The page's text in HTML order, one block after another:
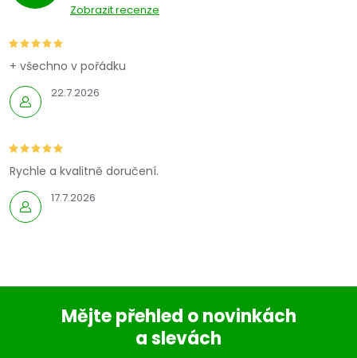
Zobrazit recenze
22.7.2026
+ všechno v pořádku
17.7.2026
Rychle a kvalitně doručení.
Mějte přehled o novinkách
a slevách